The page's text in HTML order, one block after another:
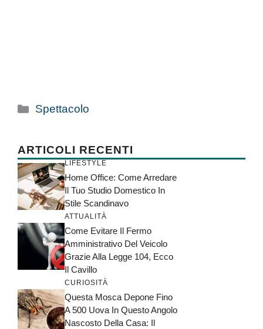
Categorie
Spettacolo
ARTICOLI RECENTI
LIFESTYLE
Home Office: Come Arredare
Il Tuo Studio Domestico In
Stile Scandinavo
ATTUALITÀ
Come Evitare Il Fermo
Amministrativo Del Veicolo
Grazie Alla Legge 104, Ecco
Il Cavillo
CURIOSITÀ
Questa Mosca Depone Fino
A 500 Uova In Questo Angolo
Nascosto Della Casa: Il